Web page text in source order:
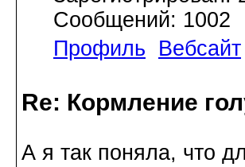
Сообщений: 1002
Профиль
Вебсайт
Re: Кормление
А я так поняла, что